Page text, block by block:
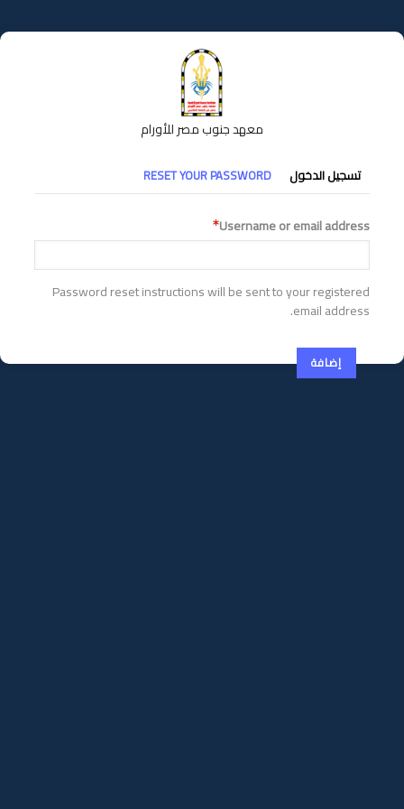
إلى
المحتوى
معهد جنوب مصر للأورام
التبويبات
الأساسية
تسجيل الدخول RESET YOUR PASSWORD
Username or email address
Password reset instructions will be sent to your registered
email address.